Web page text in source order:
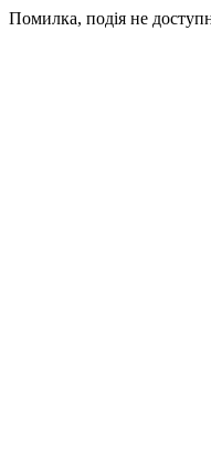
Помилка, подія не